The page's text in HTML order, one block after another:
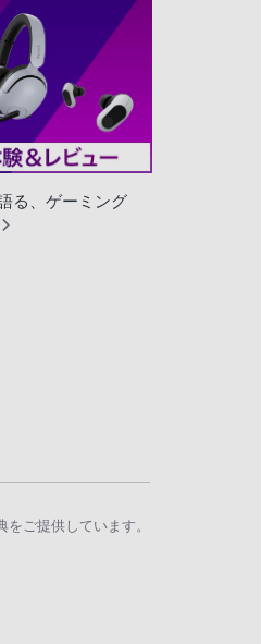
る、ゲーミング
ご提供しています。